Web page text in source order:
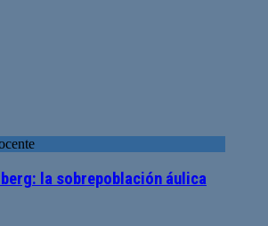
la sobrepoblación áulica